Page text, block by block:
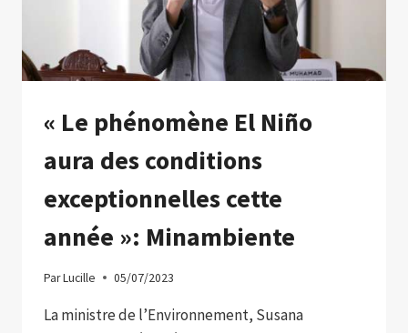
PANAMA
AVEC
DU
CARBURANT
« Le phénomène El Niño
aura des conditions
exceptionnelles cette
année »: Minambiente
ParLucille 05/07/2023
La ministre de l’Environnement, Susana